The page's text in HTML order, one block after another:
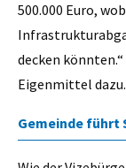
500.000 Euro,
decken
Eigenmittel dazu.
Gemeinde führt